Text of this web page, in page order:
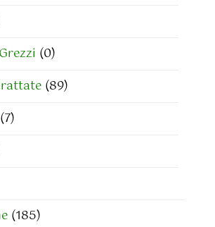
(0)
(89)
(7)
(185)